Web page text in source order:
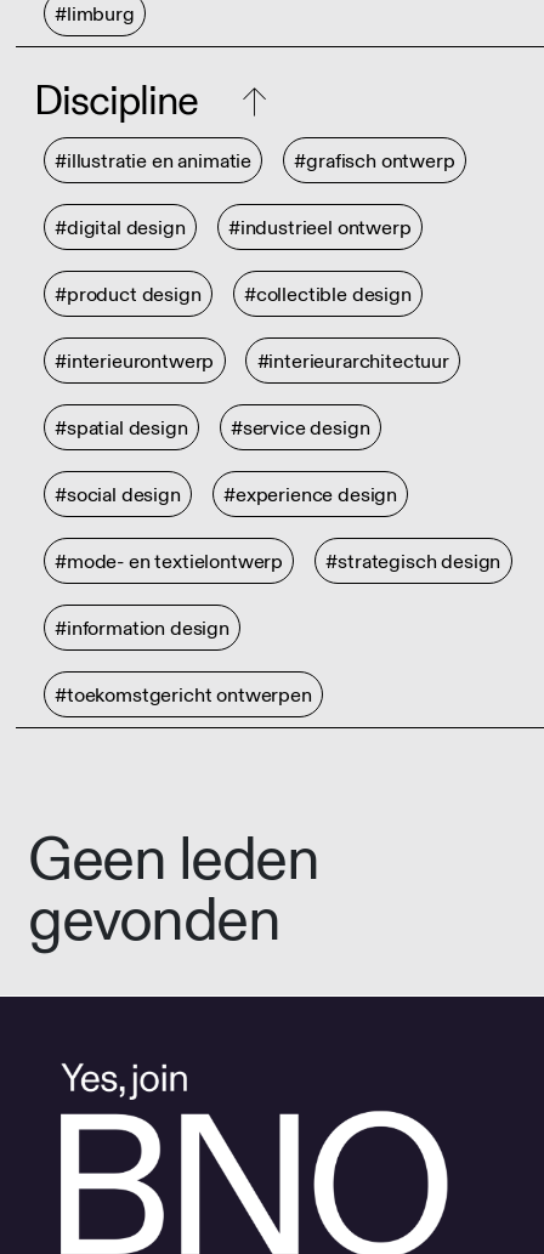
#limburg
Discipline
#illustratie en animatie #grafisch ontwerp
#digital design #industrieel ontwerp
#product design #collectible design
#interieurontwerp #interieurarchitectuur
#spatial design #service design
#social design #experience design
#mode- en textielontwerp #strategisch design
#information design
#toekomstgericht ontwerpen
Geen leden
gevonden